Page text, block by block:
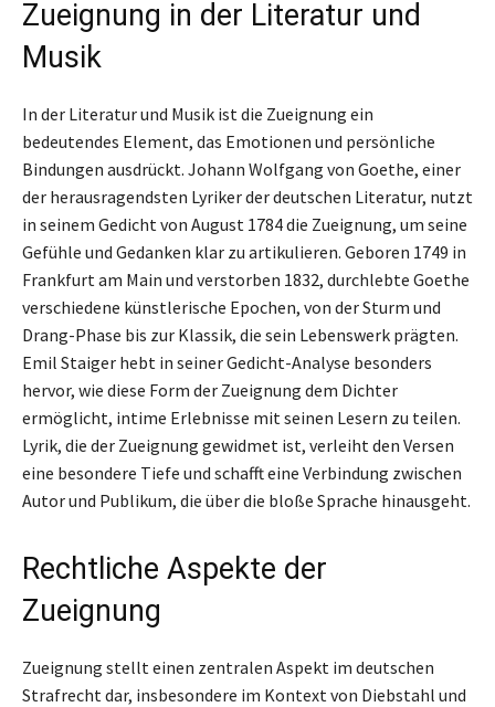
Zueignung in der Literatur und
Musik
In der Literatur und Musik ist die Zueignung ein
bedeutendes Element, das Emotionen und persönliche
Bindungen ausdrückt. Johann Wolfgang von Goethe, einer
der herausragendsten Lyriker der deutschen Literatur, nutzt
in seinem Gedicht von August 1784 die Zueignung, um seine
Gefühle und Gedanken klar zu artikulieren. Geboren 1749 in
Frankfurt am Main und verstorben 1832, durchlebte Goethe
verschiedene künstlerische Epochen, von der Sturm und
Drang-Phase bis zur Klassik, die sein Lebenswerk prägten.
Emil Staiger hebt in seiner Gedicht-Analyse besonders
hervor, wie diese Form der Zueignung dem Dichter
ermöglicht, intime Erlebnisse mit seinen Lesern zu teilen.
Lyrik, die der Zueignung gewidmet ist, verleiht den Versen
eine besondere Tiefe und schafft eine Verbindung zwischen
Autor und Publikum, die über die bloße Sprache hinausgeht.
Rechtliche Aspekte der
Zueignung
Zueignung stellt einen zentralen Aspekt im deutschen
Strafrecht dar, insbesondere im Kontext von Diebstahl und